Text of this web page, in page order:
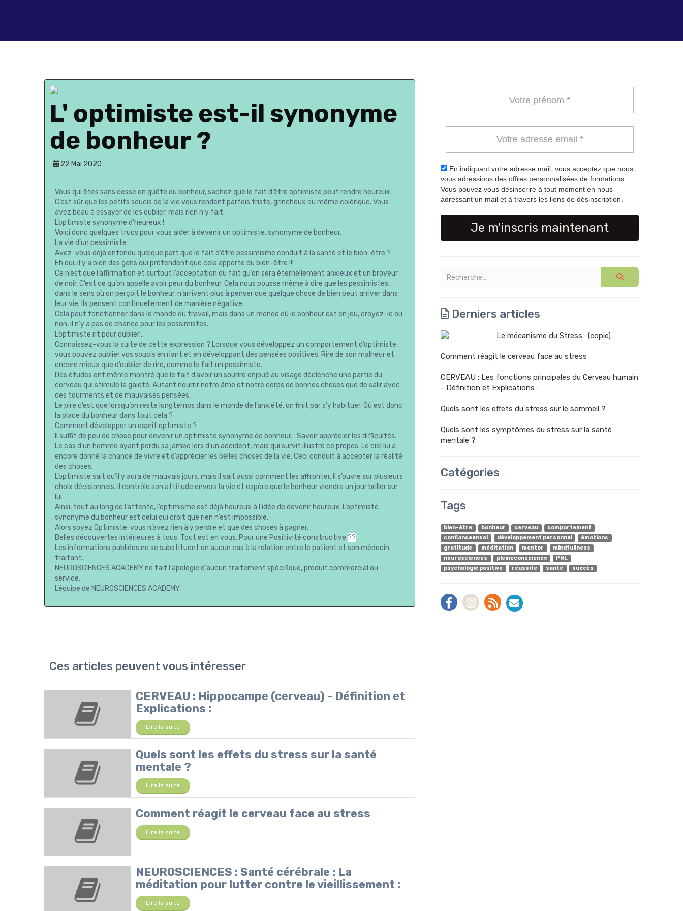
L' optimiste est-il synonyme
de bonheur ?
22 Mai 2020
Vous qui êtes sans cesse en quête du bonheur, sachez que le fait d’être optimiste peut rendre heureux.
C’est sûr que les petits soucis de la vie vous rendent parfois triste, grincheux ou même colérique. Vous
avez beau à essayer de les oublier, mais rien n’y fait.
L’optimiste synonyme d’heureux !
Voici donc quelques trucs pour vous aider à devenir un optimiste, synonyme de bonheur.
La vie d’un pessimiste
Avez-vous déjà entendu quelque part que le fait d’être pessimisme conduit à la santé et le bien-être ? …
Eh oui, il y a bien des gens qui prétendent que cela apporte du bien-être !!!
Ce n’est que l’affirmation et surtout l’acceptation du fait qu’on sera éternellement anxieux et un broyeur
de noir. C’est ce qu’on appelle avoir peur du bonheur. Cela nous pousse même à dire que les pessimistes,
dans le sens où on perçoit le bonheur, n’arrivent plus à penser que quelque chose de bien peut arriver dans
leur vie. Ils pensent continuellement de manière négative.
Cela peut fonctionner dans le monde du travail, mais dans un monde où le bonheur est en jeu, croyez-le ou
non, il n’y a pas de chance pour les pessimistes.
L’optimiste rit pour oublier…
Connaissez-vous la suite de cette expression ? Lorsque vous développez un comportement d’optimiste,
vous pouvez oublier vos soucis en riant et en développant des pensées positives. Rire de son malheur et
encore mieux que d’oublier de rire, comme le fait un pessimiste.
Des études ont même montré que le fait d’avoir un sourire enjoué au visage déclenche une partie du
cerveau qui stimule la gaieté. Autant nourrir notre âme et notre corps de bonnes choses que de salir avec
des tourments et de mauvaises pensées.
Le pire c’est que lorsqu’on reste longtemps dans le monde de l’anxiété, on finit par s’y habituer. Où est donc
la place du bonheur dans tout cela ?
Comment développer un esprit optimiste ?
Il suffit de peu de chose pour devenir un optimiste synonyme de bonheur. : Savoir apprécier les difficultés.
Le cas d’un homme ayant perdu sa jambe lors d’un accident, mais qui survit illustre ce propos. Le ciel lui a
encore donné la chance de vivre et d’apprécier les belles choses de la vie. Ceci conduit à accepter la réalité
des choses.
L’optimiste sait qu’il y aura de mauvais jours, mais il sait aussi comment les affronter. Il s’ouvre sur plusieurs
choix décisionnels, il contrôle son attitude envers la vie et espère que le bonheur viendra un jour briller sur
lui.
Ainsi, tout au long de l’attente, l’optimisme est déjà heureux à l’idée de devenir heureux. L’optimiste
synonyme du bonheur est celui qui croit que rien n’est impossible.
Alors soyez Optimiste, vous n’avez rien à y perdre et que des choses à gagner.
Belles découvertes intérieures à tous. Tout est en vous. Pour une Positivité constructive,??
Les informations publiées ne se substituent en aucun cas à la relation entre le patient et son médecin
traitant.
NEUROSCIENCES ACADEMY ne fait l'apologie d'aucun traitement spécifique, produit commercial ou
service.
L’équipe de NEUROSCIENCES ACADEMY.
Ces articles peuvent vous intéresser
CERVEAU : Hippocampe (cerveau) - Définition et
Explications :
Lire la suite
Quels sont les effets du stress sur la santé
mentale ?
Lire la suite
Comment réagit le cerveau face au stress
Lire la suite
NEUROSCIENCES : Santé cérébrale : La
méditation pour lutter contre le vieillissement :
Lire la suite
En indiquant votre adresse mail, vous acceptez que nous
vous adressions des offres personnalisées de formations.
Vous pouvez vous désinscrire à tout moment en nous
adressant un mail et à travers les liens de désinscription.
Je m'inscris maintenant
Derniers articles
Le mécanisme du Stress : (copie)
Comment réagit le cerveau face au stress
CERVEAU : Les fonctions principales du Cerveau humain
- Définition et Explications :
Quels sont les effets du stress sur le sommeil ?
Quels sont les symptômes du stress sur la santé
mentale ?
Catégories
Tags
bien-être bonheur cerveau
comportement
confianceensoi
développement personnel
émotions
gratitude
méditation mentor
mindfullness
neurosciences
pleineconscience
PNL
psychologie positive
réussite santé succès